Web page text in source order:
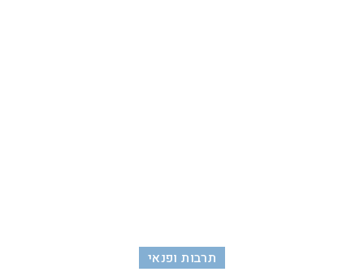
תרבות ופנאי